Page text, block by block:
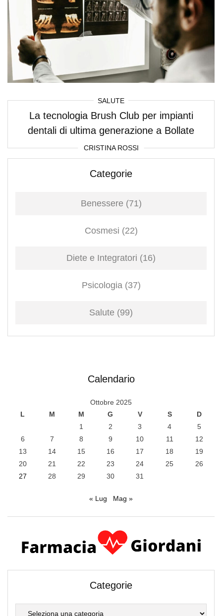
SALUTE
La tecnologia Brush Club per impianti
dentali di ultima generazione a Bollate
CRISTINA ROSSI
Categorie
Benessere (71)
Cosmesi (22)
Diete e Integratori (16)
Psicologia (37)
Salute (99)
Calendario
Ottobre 2025
L
M M G V S
D
1
2 3 4
5
6
7 8 9 10 11
12
13
14 15 16 17 18
19
20
21 22 23 24 25
26
27
28 29 30 31
« Lug Mag »
Categorie